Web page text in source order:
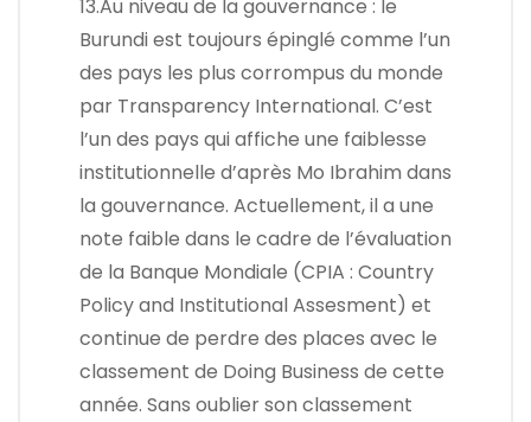
13.Au niveau de la gouvernance : le
Burundi est toujours épinglé comme l’un
des pays les plus corrompus du monde
par Transparency International. C’est
l’un des pays qui affiche une faiblesse
institutionnelle d’après Mo Ibrahim dans
la gouvernance. Actuellement, il a une
note faible dans le cadre de l’évaluation
de la Banque Mondiale (CPIA : Country
Policy and Institutional Assesment) et
continue de perdre des places avec le
classement de Doing Business de cette
année. Sans oublier son classement